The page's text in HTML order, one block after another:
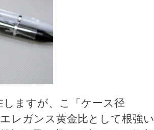
ますが、こ「ケース径
レガンス黄金比として根強い